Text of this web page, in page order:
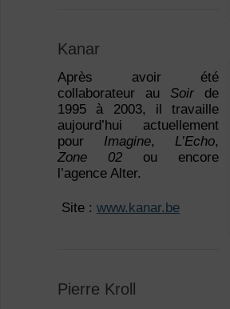
Kanar
Après avoir été
collaborateur au Soir de
1995 à 2003, il travaille
aujourd’hui actuellement
pour Imagine,L’Echo,
Zone 02 ou encore
l’agence Alter.
 Site : www.kanar.be
Pierre Kroll